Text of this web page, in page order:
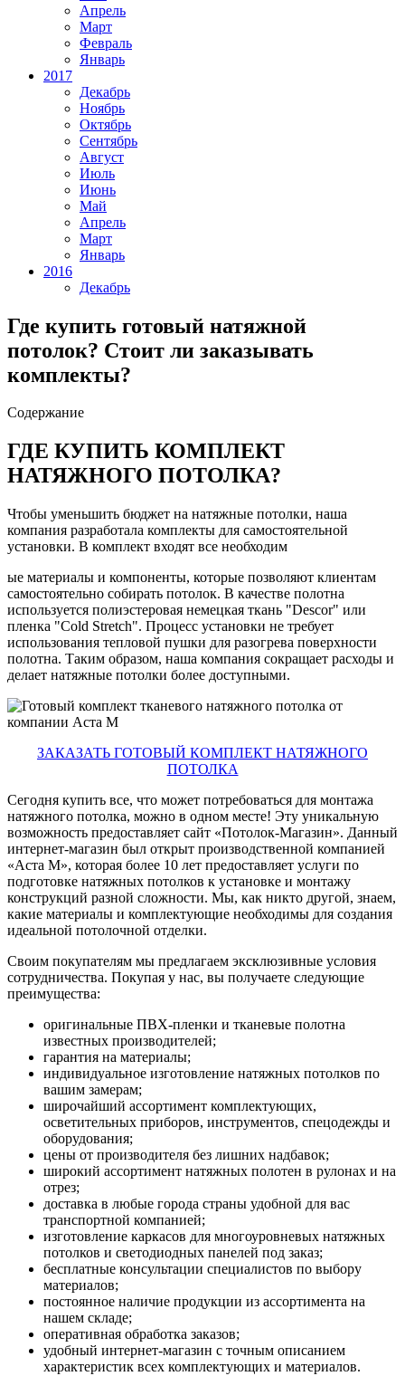
Апрель
Март
Февраль
Январь
2017
Декабрь
Ноябрь
Октябрь
Сентябрь
Август
Июль
Июнь
Май
Апрель
Март
Январь
2016
Декабрь
Где купить готовый натяжной
потолок? Стоит ли заказывать
комплекты?
Содержание
ГДЕ КУПИТЬ КОМПЛЕКТ
НАТЯЖНОГО ПОТОЛКА?
Чтобы уменьшить бюджет на натяжные потолки, наша
компания разработала комплекты для самостоятельной
установки. В комплект входят все необходим
ые материалы и компоненты, которые позволяют клиентам
самостоятельно собирать потолок. В качестве полотна
используется полиэстеровая немецкая ткань "Descor" или
пленка "Cold Stretch". Процесс установки не требует
использования тепловой пушки для разогрева поверхности
полотна. Таким образом, наша компания сокращает расходы и
делает натяжные потолки более доступными.
ЗАКАЗАТЬ ГОТОВЫЙ КОМПЛЕКТ НАТЯЖНОГО
ПОТОЛКА
Сегодня купить все, что может потребоваться для монтажа
натяжного потолка, можно в одном месте! Эту уникальную
возможность предоставляет сайт «Потолок-Магазин». Данный
интернет-магазин был открыт производственной компанией
«Аста М», которая более 10 лет предоставляет услуги по
подготовке натяжных потолков к установке и монтажу
конструкций разной сложности. Мы, как никто другой, знаем,
какие материалы и комплектующие необходимы для создания
идеальной потолочной отделки.
Своим покупателям мы предлагаем эксклюзивные условия
сотрудничества. Покупая у нас, вы получаете следующие
преимущества:
оригинальные ПВХ-пленки и тканевые полотна
известных производителей;
гарантия на материалы;
индивидуальное изготовление натяжных потолков по
вашим замерам;
широчайший ассортимент комплектующих,
осветительных приборов, инструментов, спецодежды и
оборудования;
цены от производителя без лишних надбавок;
широкий ассортимент натяжных полотен в рулонах и на
отрез;
доставка в любые города страны удобной для вас
транспортной компанией;
изготовление каркасов для многоуровневых натяжных
потолков и светодиодных панелей под заказ;
бесплатные консультации специалистов по выбору
материалов;
постоянное наличие продукции из ассортимента на
нашем складе;
оперативная обработка заказов;
удобный интернет-магазин с точным описанием
характеристик всех комплектующих и материалов.